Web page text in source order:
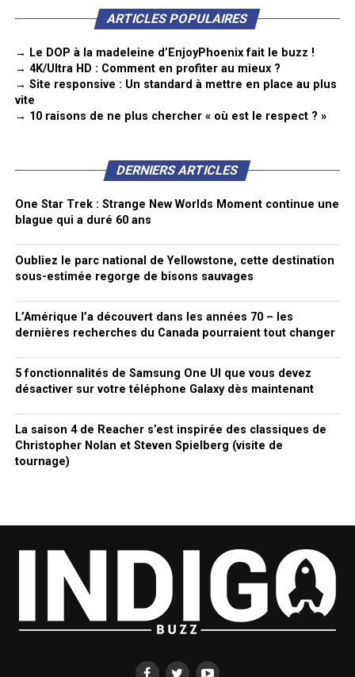
ARTICLES POPULAIRES
→ Le DOP à la madeleine d’EnjoyPhoenix fait le buzz !
→ 4K/Ultra HD : Comment en profiter au mieux ?
→ Site responsive : Un standard à mettre en place au plus
vite
→ 10 raisons de ne plus chercher « où est le respect ? »
DERNIERS ARTICLES
One Star Trek : Strange New Worlds Moment continue une
blague qui a duré 60 ans
Oubliez le parc national de Yellowstone, cette destination
sous-estimée regorge de bisons sauvages
L’Amérique l’a découvert dans les années 70 – les
dernières recherches du Canada pourraient tout changer
5 fonctionnalités de Samsung One UI que vous devez
désactiver sur votre téléphone Galaxy dès maintenant
La saison 4 de Reacher s’est inspirée des classiques de
Christopher Nolan et Steven Spielberg (visite de
tournage)